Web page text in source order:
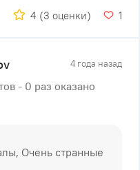
4 (3 оценки) 1
4 года назад
- 0 раз оказано
Очень странные